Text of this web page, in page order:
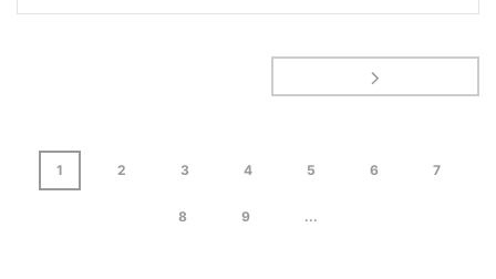
1 2 3 4 5 6 7
8 9 ...